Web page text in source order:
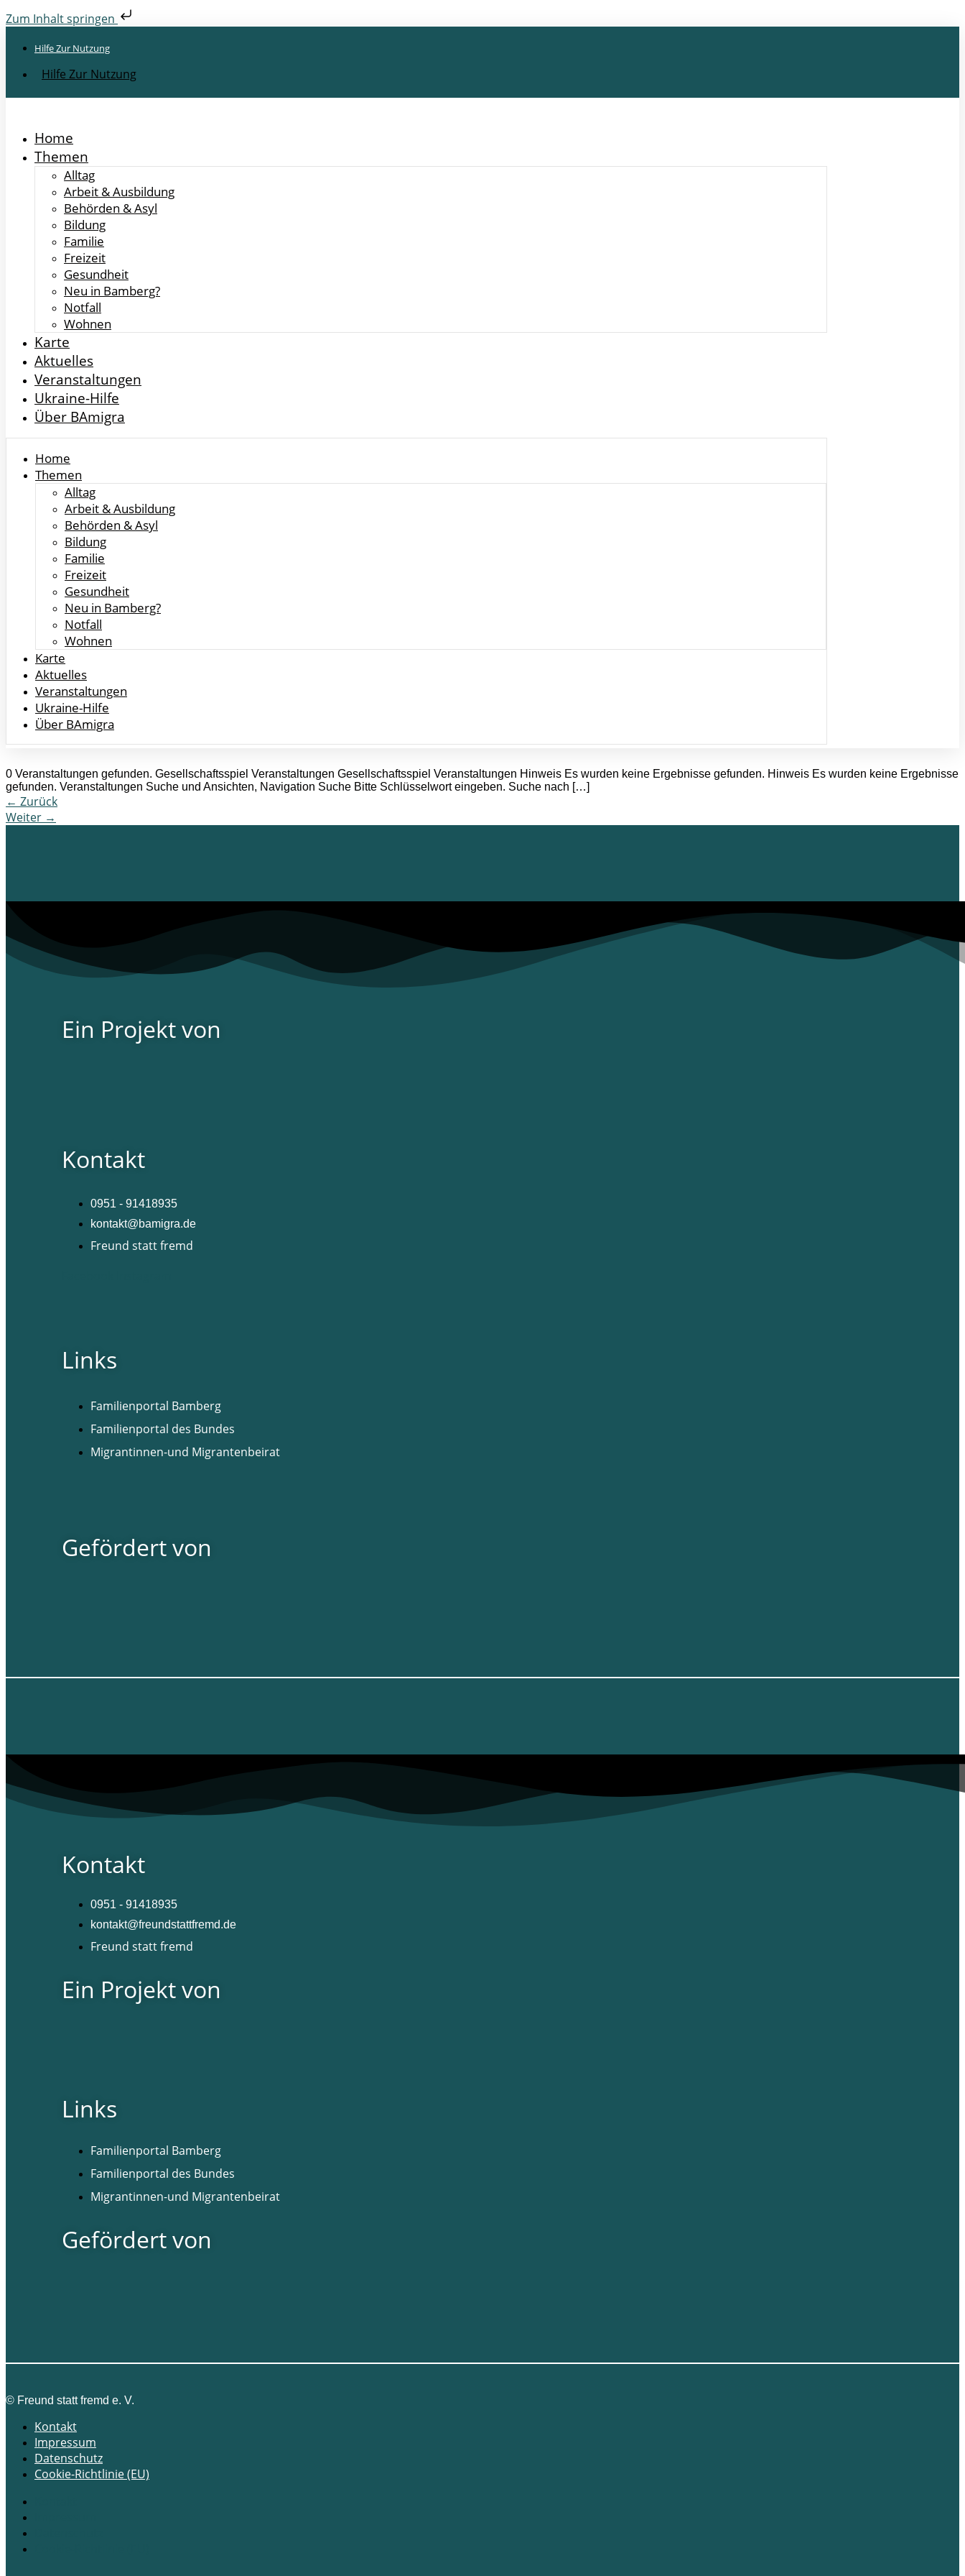
Zum Inhalt springen
Hilfe Zur Nutzung
Hilfe Zur Nutzung
Home
Themen
Alltag
Arbeit & Ausbildung
Behörden & Asyl
Bildung
Familie
Freizeit
Gesundheit
Neu in Bamberg?
Notfall
Wohnen
Karte
Aktuelles
Veranstaltungen
Ukraine-Hilfe
Über BAmigra
Home
Themen
Alltag
Arbeit & Ausbildung
Behörden & Asyl
Bildung
Familie
Freizeit
Gesundheit
Neu in Bamberg?
Notfall
Wohnen
Karte
Aktuelles
Veranstaltungen
Ukraine-Hilfe
Über BAmigra
0 Veranstaltungen gefunden. Gesellschaftsspiel Veranstaltungen Gesellschaftsspiel Veranstaltungen Hinweis Es wurden keine Ergebnisse gefunden. Hinweis Es wurden keine Ergebnisse
gefunden. Veranstaltungen Suche und Ansichten, Navigation Suche Bitte Schlüsselwort eingeben. Suche nach […]
← Zurück
Weiter →
Ein Projekt von
Kontakt
0951 - 91418935
kontakt@bamigra.de
Freund statt fremd
Links
Familienportal Bamberg
Familienportal des Bundes
Migrantinnen-und Migrantenbeirat
Gefördert von
Kontakt
0951 - 91418935
kontakt@freundstattfremd.de
Freund statt fremd
Ein Projekt von
Links
Familienportal Bamberg
Familienportal des Bundes
Migrantinnen-und Migrantenbeirat
Gefördert von
© Freund statt fremd e. V.
Kontakt
Impressum
Datenschutz
Cookie-Richtlinie (EU)